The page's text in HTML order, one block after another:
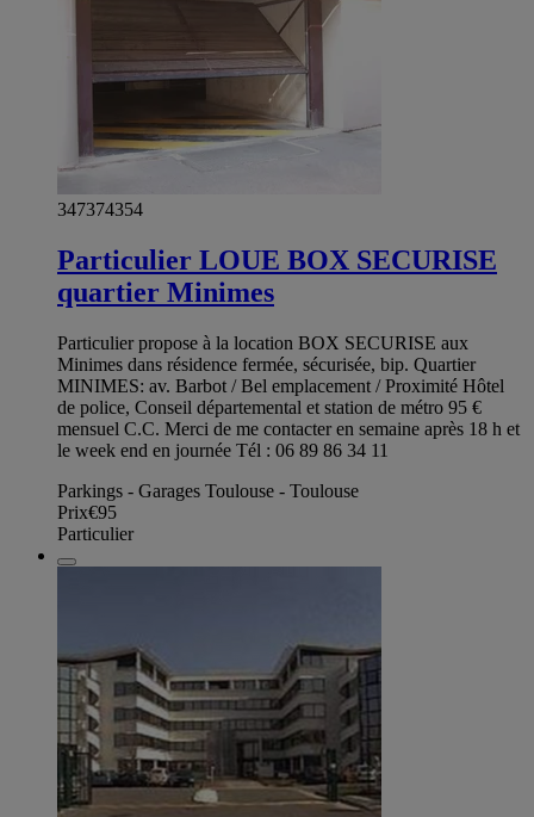
347374354
Particulier LOUE BOX SECURISE
quartier Minimes
Particulier propose à la location BOX SECURISE aux
Minimes dans résidence fermée, sécurisée, bip. Quartier
MINIMES: av. Barbot / Bel emplacement / Proximité Hôtel
de police, Conseil départemental et station de métro 95 €
mensuel C.C. Merci de me contacter en semaine après 18 h et
le week end en journée Tél : 06 89 86 34 11
Parkings - Garages Toulouse - Toulouse
Prix€95
Particulier